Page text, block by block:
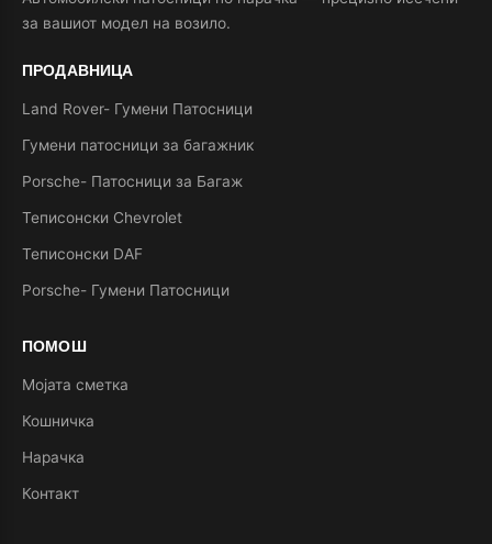
за вашиот модел на возило.
ПРОДАВНИЦА
Land Rover- Гумени Патосници
Гумени патосници за багажник
Porsche- Патосници за Багаж
Теписонски Chevrolet
Теписонски DAF
Porsche- Гумени Патосници
ПОМОШ
Мојата сметка
Кошничка
Нарачка
Контакт